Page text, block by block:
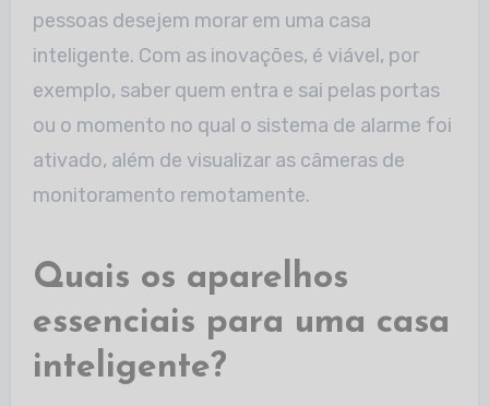
pessoas desejem morar em uma casa
inteligente. Com as inovações, é viável, por
exemplo, saber quem entra e sai pelas portas
ou o momento no qual o sistema de alarme foi
ativado, além de visualizar as câmeras de
monitoramento remotamente.
Quais os aparelhos
essenciais para uma casa
inteligente?